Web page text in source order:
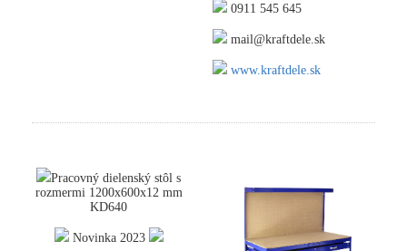
0911 545 645
mail@kraftdele.sk
www.kraftdele.sk
Pracovný dielenský stôl s
rozmermi 1200x600x12 mm
KD640
Novinka 2023